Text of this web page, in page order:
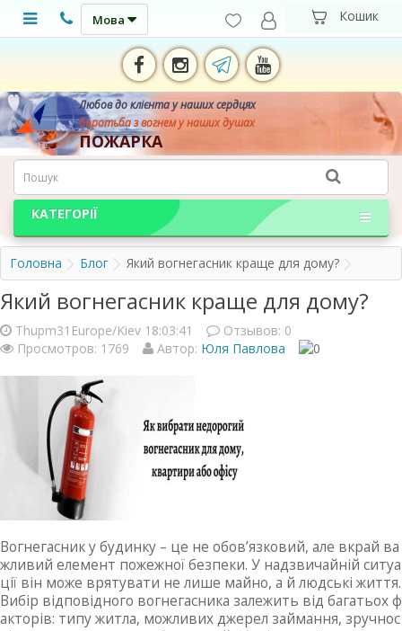
Мова
Любов до клієнта у наших сердцях
боротьба з вогнем у наших душах
ПОЖАРКА
КАТЕГОРІЇ
Головна Блог Який вогнегасник краще для дому?
Який вогнегасник краще для дому?
Thupm31Europe/Kiev 18:03:41 Отзывов: 0
Просмотров: 1769
Автор: Юля Павлова
Вогнегасник у будинку – це не обов’язковий, але вкрай ва
жливий елемент пожежної безпеки. У надзвичайній ситуа
ції він може врятувати не лише майно, а й людські життя.
Вибір відповідного вогнегасника залежить від багатьох ф
акторів: типу житла, можливих джерел займання, зручнос